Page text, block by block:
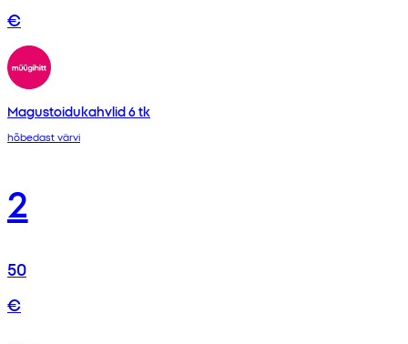
€
Magustoidukahvlid 6 tk
hõbedast värvi
2
50
€